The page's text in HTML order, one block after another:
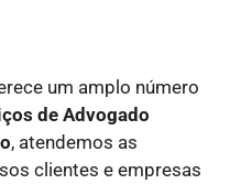
um amplo número
de Advogado
, atendemos as
clientes e empresas